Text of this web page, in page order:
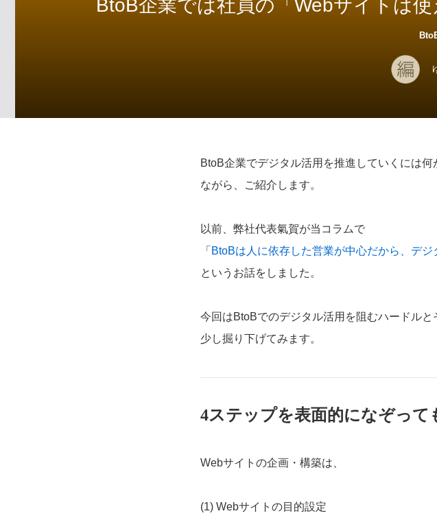
BtoB企業では社員の「Webサイトは
BtoB企業でデジタル活用を推進していくには
ながら、ご紹介します。
以前、弊社代表氣賀が当コラムで
「 BtoBは人に依存した営業が中心だから、デ
というお話をしました。
今回はBtoBでのデジタル活用を阻むハードルと
少し掘り下げてみます。
4ステップを表面的になぞって
Webサイトの企画・構築は、
(1) Webサイトの目的設定